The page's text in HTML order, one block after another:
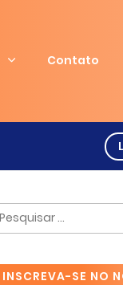
Contato
INSCREVA-SE NO